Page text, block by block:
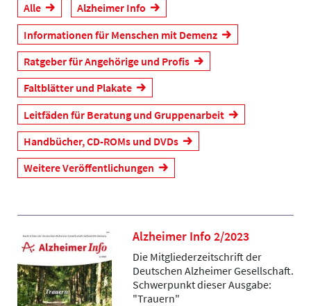
Alle
Alzheimer Info
Informationen für Menschen mit Demenz
Ratgeber für Angehörige und Profis
Faltblätter und Plakate
Leitfäden für Beratung und Gruppenarbeit
Handbücher, CD-ROMs und DVDs
Weitere Veröffentlichungen
Alzheimer Info 2/2023
Die Mitgliederzeitschrift der
Deutschen Alzheimer Gesellschaft.
Schwerpunkt dieser Ausgabe:
"Trauern"